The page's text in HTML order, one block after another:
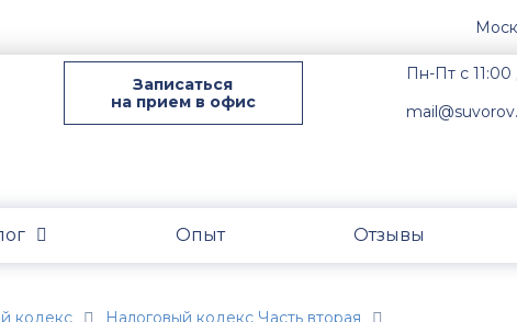
Записаться
на прием в офис
Пн-Пт с 11:00
Опыт Отзывы
кодекс
Налоговый кодекс Часть вторая